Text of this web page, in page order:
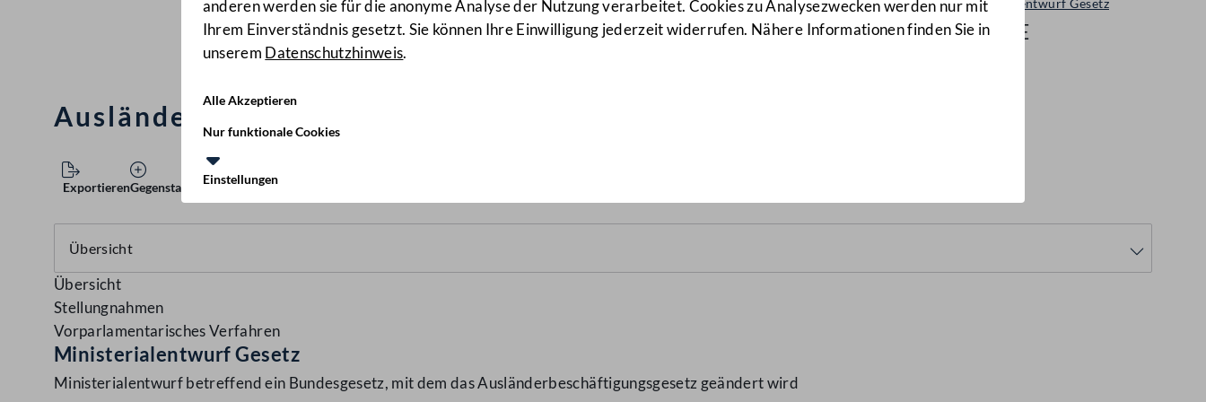
anderen werden sie für die anonyme Analyse der Nutzung verarbeitet. Cookies zu Analysezwecken werden nur mit
Ihrem Einverständnis gesetzt. Sie können Ihre Einwilligung jederzeit widerrufen. Nähere Informationen finden Sie in
unserem Datenschutzhinweis.
Alle Akzeptieren
Nur funktionale Cookies
Einstellungen
Ministerialentwurf Gesetz
449/ME
Ausländerbeschäftigungsgesetz, Änderung
ExportierenGegenstand speichern
Übersicht
Stellungnahmen
Vorparlamentarisches Verfahren
Ministerialentwurf Gesetz
Ministerialentwurf betreffend ein Bundesgesetz, mit dem das Ausländerbeschäftigungsgesetz geändert wird